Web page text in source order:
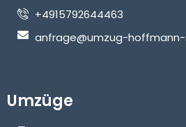
+4915792644463
anfrage@umzug-
Umzüge